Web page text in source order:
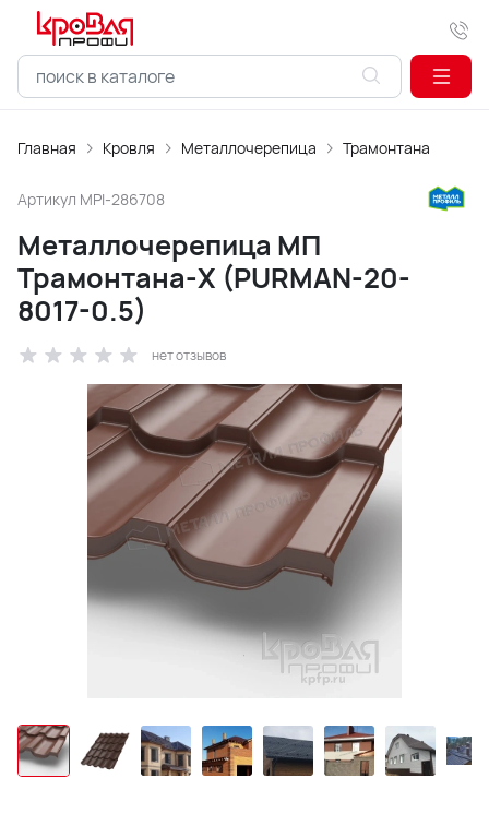
Главная Кровля Металлочерепица Трамонтана
Артикул MPI-286708
Металлочерепица МП
Трамонтана-X (PURMAN-20-
8017-0.5)
нет отзывов